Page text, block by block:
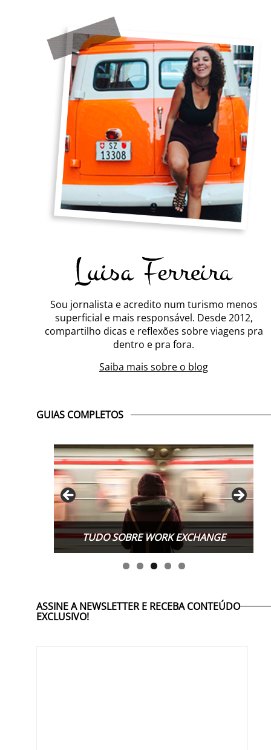
Sou jornalista e acredito num turismo menos
superficial e mais responsável. Desde 2012,
compartilho dicas e reflexões sobre viagens pra
dentro e pra fora.
Saiba mais sobre o blog
GUIAS COMPLETOS
TUDO SOBRE WORK EXCHANGE
ASSINE A NEWSLETTER E RECEBA CONTEÚDO
EXCLUSIVO!